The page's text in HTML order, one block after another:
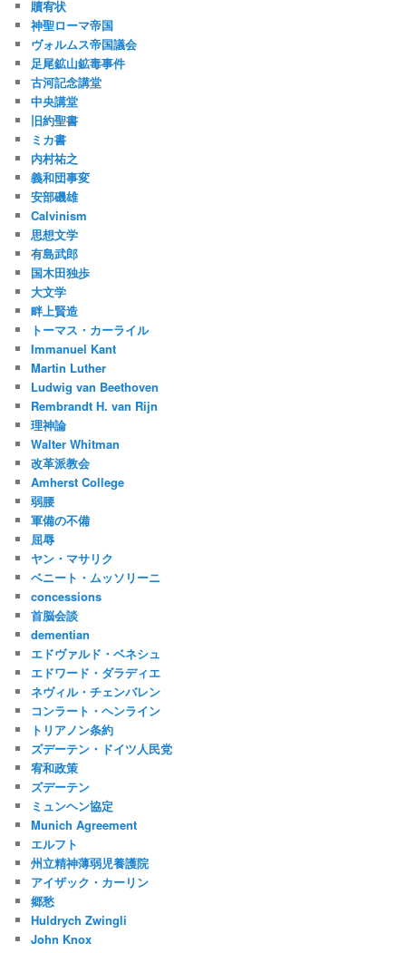
贖宥状
神聖ローマ帝国
ヴォルムス帝国議会
足尾鉱山鉱毒事件
古河記念講堂
中央講堂
旧約聖書
ミカ書
内村祐之
義和団事変
安部磯雄
Calvinism
思想文学
有島武郎
国木田独歩
大文学
畔上賢造
トーマス・カーライル
Immanuel Kant
Martin Luther
Ludwig van Beethoven
Rembrandt H. van Rijn
理神論
Walter Whitman
改革派教会
Amherst College
弱腰
軍備の不備
屈辱
ヤン・マサリク
ベニート・ムッソリーニ
concessions
首脳会談
dementian
エドヴァルド・ベネシュ
エドワード・ダラディエ
ネヴィル・チェンバレン
コンラート・ヘンライン
トリアノン条約
ズデーテン・ドイツ人民党
宥和政策
ズデーテン
ミュンヘン協定
Munich Agreement
エルフト
州立精神薄弱児養護院
アイザック・カーリン
郷愁
Huldrych Zwingli
John Knox